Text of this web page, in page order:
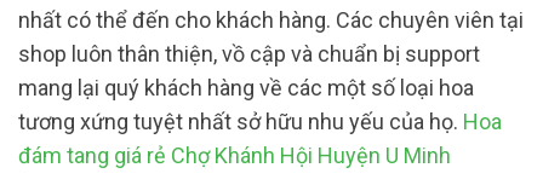
nhất có thể đến cho khách hàng. Các chuyên viên tại
shop luôn thân thiện, vồ cập và chuẩn bị support
mang lại quý khách hàng về các một số loại hoa
tương xứng tuyệt nhất sở hữu nhu yếu của họ. Hoa
đám tang giá rẻ Chợ Khánh Hội Huyện U Minh